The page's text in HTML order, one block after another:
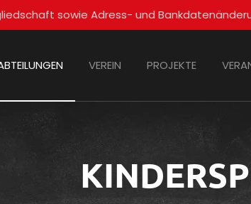
sowie Adress- und
VEREIN PROJEKTE